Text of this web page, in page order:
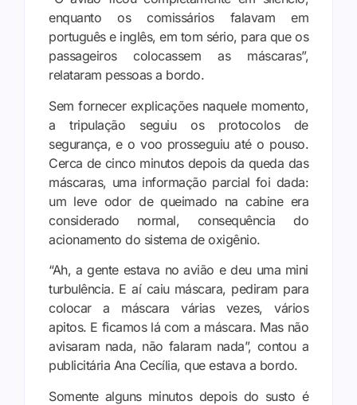
enquanto os comissários falavam em
português e inglês, em tom sério, para que os
passageiros colocassem as máscaras”,
relataram pessoas a bordo.
Sem fornecer explicações naquele momento,
a tripulação seguiu os protocolos de
segurança, e o voo prosseguiu até o pouso.
Cerca de cinco minutos depois da queda das
máscaras, uma informação parcial foi dada:
um leve odor de queimado na cabine era
considerado normal, consequência do
acionamento do sistema de oxigênio.
“Ah, a gente estava no avião e deu uma mini
turbulência. E aí caiu máscara, pediram para
colocar a máscara várias vezes, vários
apitos. E ficamos lá com a máscara. Mas não
avisaram nada, não falaram nada”, contou a
publicitária Ana Cecília, que estava a bordo.
Somente alguns minutos depois do susto é